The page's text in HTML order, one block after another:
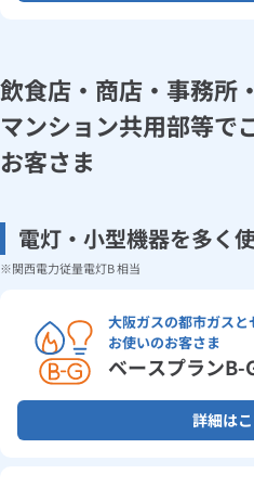
飲食店・商店・事務所・
マンション共用部等で
お客さま
電灯・小型機器を多く
関西電力従量電灯B 相当
大阪ガスの都市ガスと
お使いのお客さま
ベースプランB-
詳細は